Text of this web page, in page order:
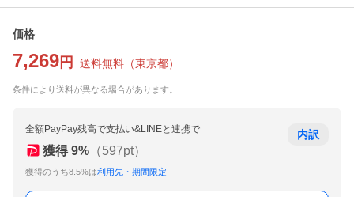
価格
7,269 円 送料無料 （東京都）
条件により送料が異なる場合があります。
全額PayPay残高で支払い&LINEと連携で
獲得 9% （597pt）
獲得のうち8.5%は利用先・期間限定
内訳